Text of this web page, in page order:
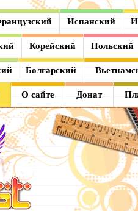
Испанский
Корейский Польский
Болгарский
О сайте Донат